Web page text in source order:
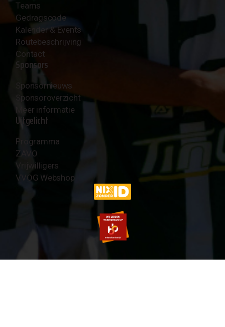
Teams
Gedragscode
Kalender & Events
Routebeschrijving
Contact
Sponsors
Sponsornieuws
Sponsoroverzicht
Meer informatie
Uitgelicht
Programma
ZAVO
Vrijwilligers
VVOG Webshop